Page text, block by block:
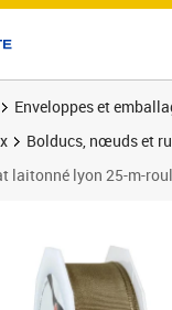
Enveloppes et
Bolducs, nœuds et
laitonné lyon 25-m-